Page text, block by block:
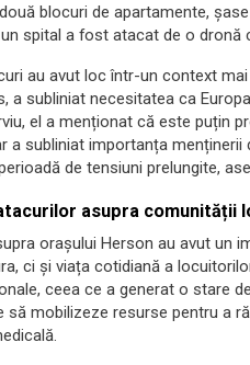
blocuri de apartamente,
spital a fost atacat de o dronă
au avut loc într-un context
a subliniat necesitatea ca
el a menționat că este puțin
a subliniat importanța
de tensiuni prelungite,
asupra comunității
orașului Herson au avut un
ci și viața cotidiană a
ceea ce a generat o stare
să mobilizeze resurse pentru a